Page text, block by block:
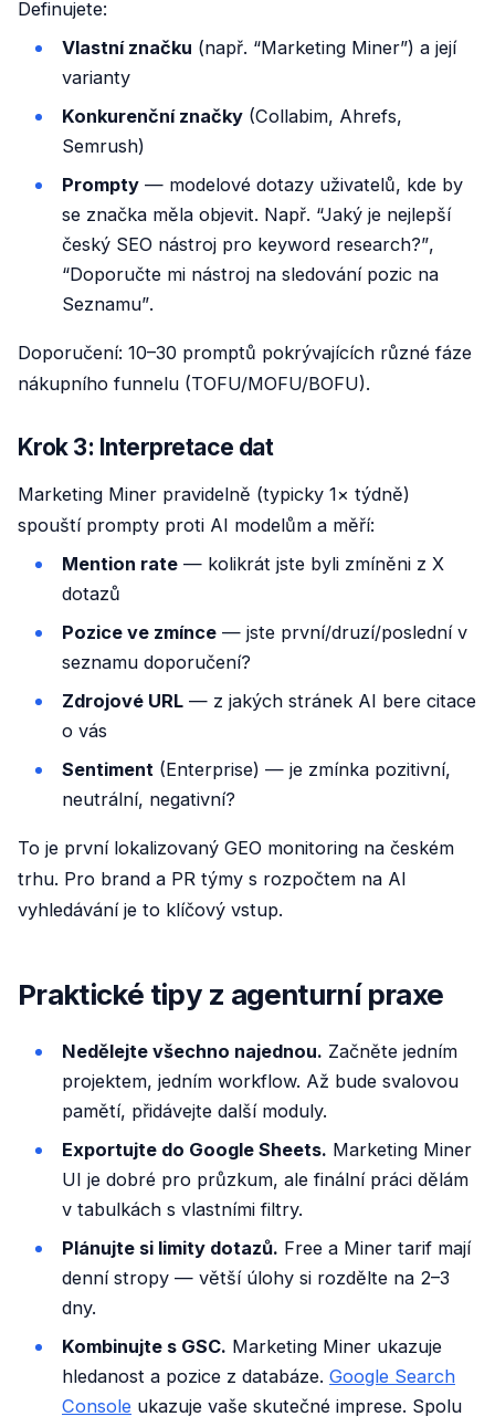
Definujete:
Vlastní značku (např. “Marketing Miner”) a její
varianty
Konkurenční značky (Collabim, Ahrefs,
Semrush)
Prompty — modelové dotazy uživatelů, kde by
se značka měla objevit. Např. “Jaký je nejlepší
český SEO nástroj pro keyword research?”,
“Doporučte mi nástroj na sledování pozic na
Seznamu”.
Doporučení: 10–30 promptů pokrývajících různé fáze
nákupního funnelu (TOFU/MOFU/BOFU).
Krok 3: Interpretace dat
Marketing Miner pravidelně (typicky 1× týdně)
spouští prompty proti AI modelům a měří:
Mention rate — kolikrát jste byli zmíněni z X
dotazů
Pozice ve zmínce — jste první/druzí/poslední v
seznamu doporučení?
Zdrojové URL — z jakých stránek AI bere citace
o vás
Sentiment (Enterprise) — je zmínka pozitivní,
neutrální, negativní?
To je první lokalizovaný GEO monitoring na českém
trhu. Pro brand a PR týmy s rozpočtem na AI
vyhledávání je to klíčový vstup.
Praktické tipy z agenturní praxe
Nedělejte všechno najednou. Začněte jedním
projektem, jedním workflow. Až bude svalovou
pamětí, přidávejte další moduly.
Exportujte do Google Sheets. Marketing Miner
UI je dobré pro průzkum, ale finální práci dělám
v tabulkách s vlastními filtry.
Plánujte si limity dotazů. Free a Miner tarif mají
denní stropy — větší úlohy si rozdělte na 2–3
dny.
Kombinujte s GSC. Marketing Miner ukazuje
hledanost a pozice z databáze. Google Search
Console ukazuje vaše skutečné imprese. Spolu